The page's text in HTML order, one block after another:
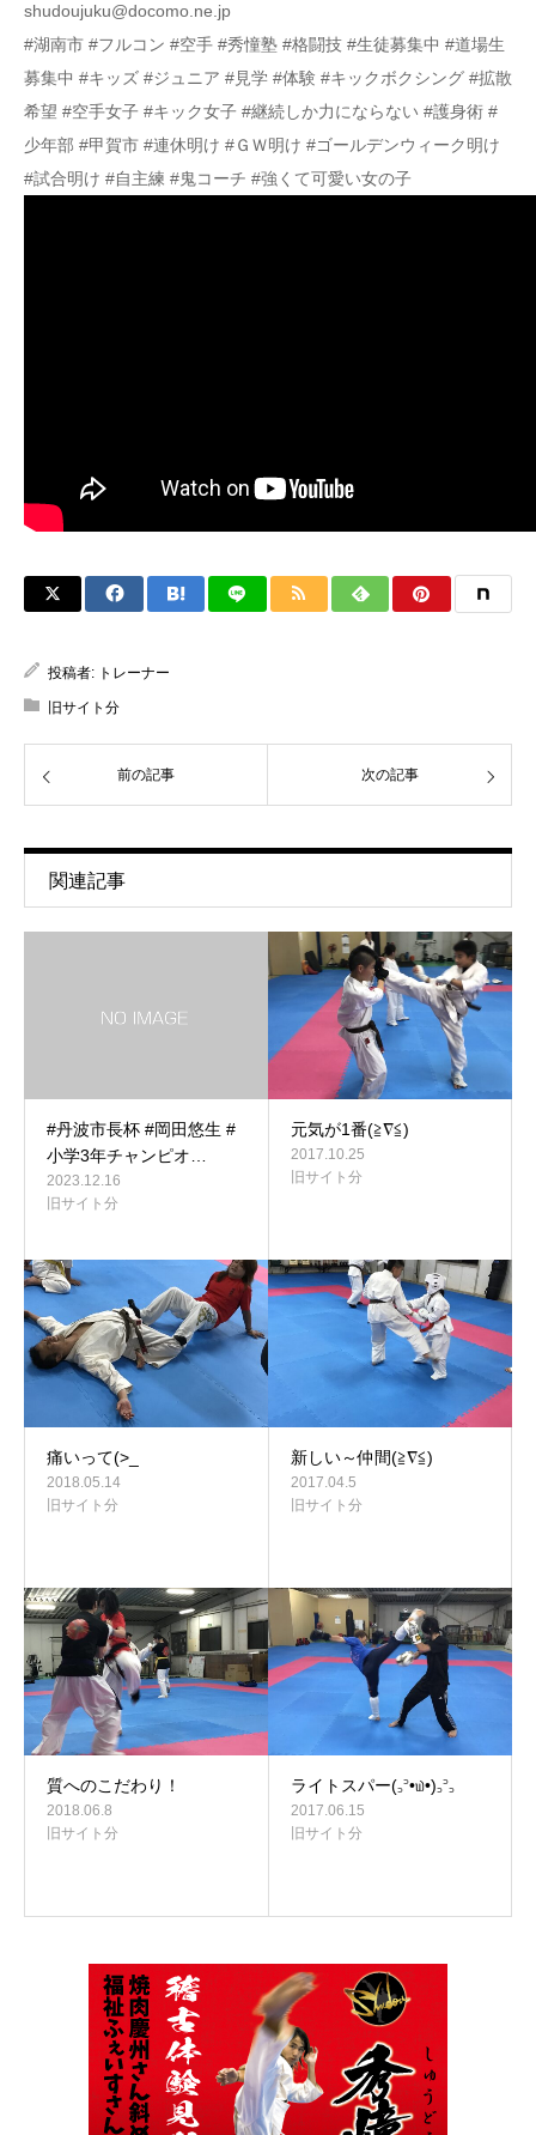
shudoujuku@docomo.ne.jp
#湖南市 #フルコン #空手 #秀憧塾 #格闘技 #生徒募集中 #道場生
募集中 #キッズ #ジュニア #見学 #体験 #キックボクシング #拡散
希望 #空手女子 #キック女子 #継続しか力にならない #護身術 #
少年部 #甲賀市 #連休明け #ＧＷ明け #ゴールデンウィーク明け
#試合明け #自主練 #鬼コーチ #強くて可愛い女の子
投稿者: トレーナー
旧サイト分
前の記事 次の記事
関連記事
#丹波市長杯 #岡田悠生 #
小学3年チャンピオ…
2023.12.16
旧サイト分
元気が1番(≧∇≦)
2017.10.25
旧サイト分
痛いって(>_
2018.05.14
旧サイト分
新しい～仲間(≧∇≦)
2017.04.5
旧サイト分
質へのこだわり！
2018.06.8
旧サイト分
ライトスパー(꜆꜄•௰•)꜆꜄꜆
2017.06.15
旧サイト分